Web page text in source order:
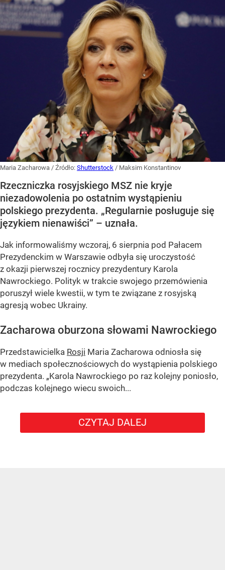
Maria Zacharowa / Źródło: Shutterstock / Maksim Konstantinov
Rzeczniczka rosyjskiego MSZ nie kryje
niezadowolenia po ostatnim wystąpieniu
polskiego prezydenta. „Regularnie posługuje się
językiem nienawiści” – uznała.
Jak informowaliśmy wczoraj, 6 sierpnia pod Pałacem
Prezydenckim w Warszawie odbyła się uroczystość
z okazji pierwszej rocznicy prezydentury Karola
Nawrockiego. Polityk w trakcie swojego przemówienia
poruszył wiele kwestii, w tym te związane z rosyjską
agresją wobec Ukrainy.
Zacharowa oburzona słowami Nawrockiego
Przedstawicielka Rosji Maria Zacharowa odniosła się
w mediach społecznościowych do wystąpienia polskiego
prezydenta. „Karola Nawrockiego po raz kolejny poniosło,
podczas kolejnego wiecu swoich...
CZYTAJ DALEJ